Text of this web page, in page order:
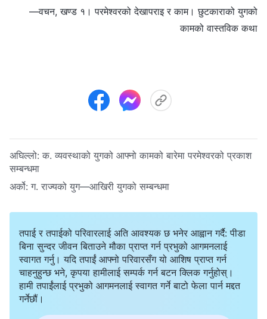
—वचन, खण्ड १। परमेश्‍वरको देखापराइ र काम। छुटकाराको युगको
कामको वास्तविक कथा
अघिल्लो: क. व्यवस्थाको युगको आफ्नो कामको बारेमा परमेश्‍वरको प्रकाश
सम्बन्धमा
अर्को: ग. राज्यको युग—आखिरी युगको सम्बन्धमा
तपाई र तपाईको परिवारलाई अति आवश्यक छ भनेर आह्वान गर्दै: पीडा
बिना सुन्दर जीवन बिताउने मौका प्राप्त गर्न प्रभुको आगमनलाई
स्वागत गर्नु। यदि तपाईं आफ्नो परिवारसँग यो आशिष प्राप्त गर्न
चाहनुहुन्छ भने, कृपया हामीलाई सम्पर्क गर्न बटन क्लिक गर्नुहोस्।
हामी तपाईंलाई प्रभुको आगमनलाई स्वागत गर्ने बाटो फेला पार्न मद्दत
गर्नेछौं।